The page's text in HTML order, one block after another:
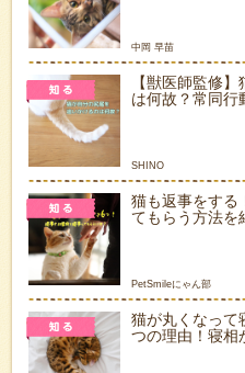
中岡 早苗
【獣医師監修
は何故？常同行
SHINO
猫も返事をする
てもらう方法を
PetSmileにゃん部
猫が丸くなって
つの理由！寝相